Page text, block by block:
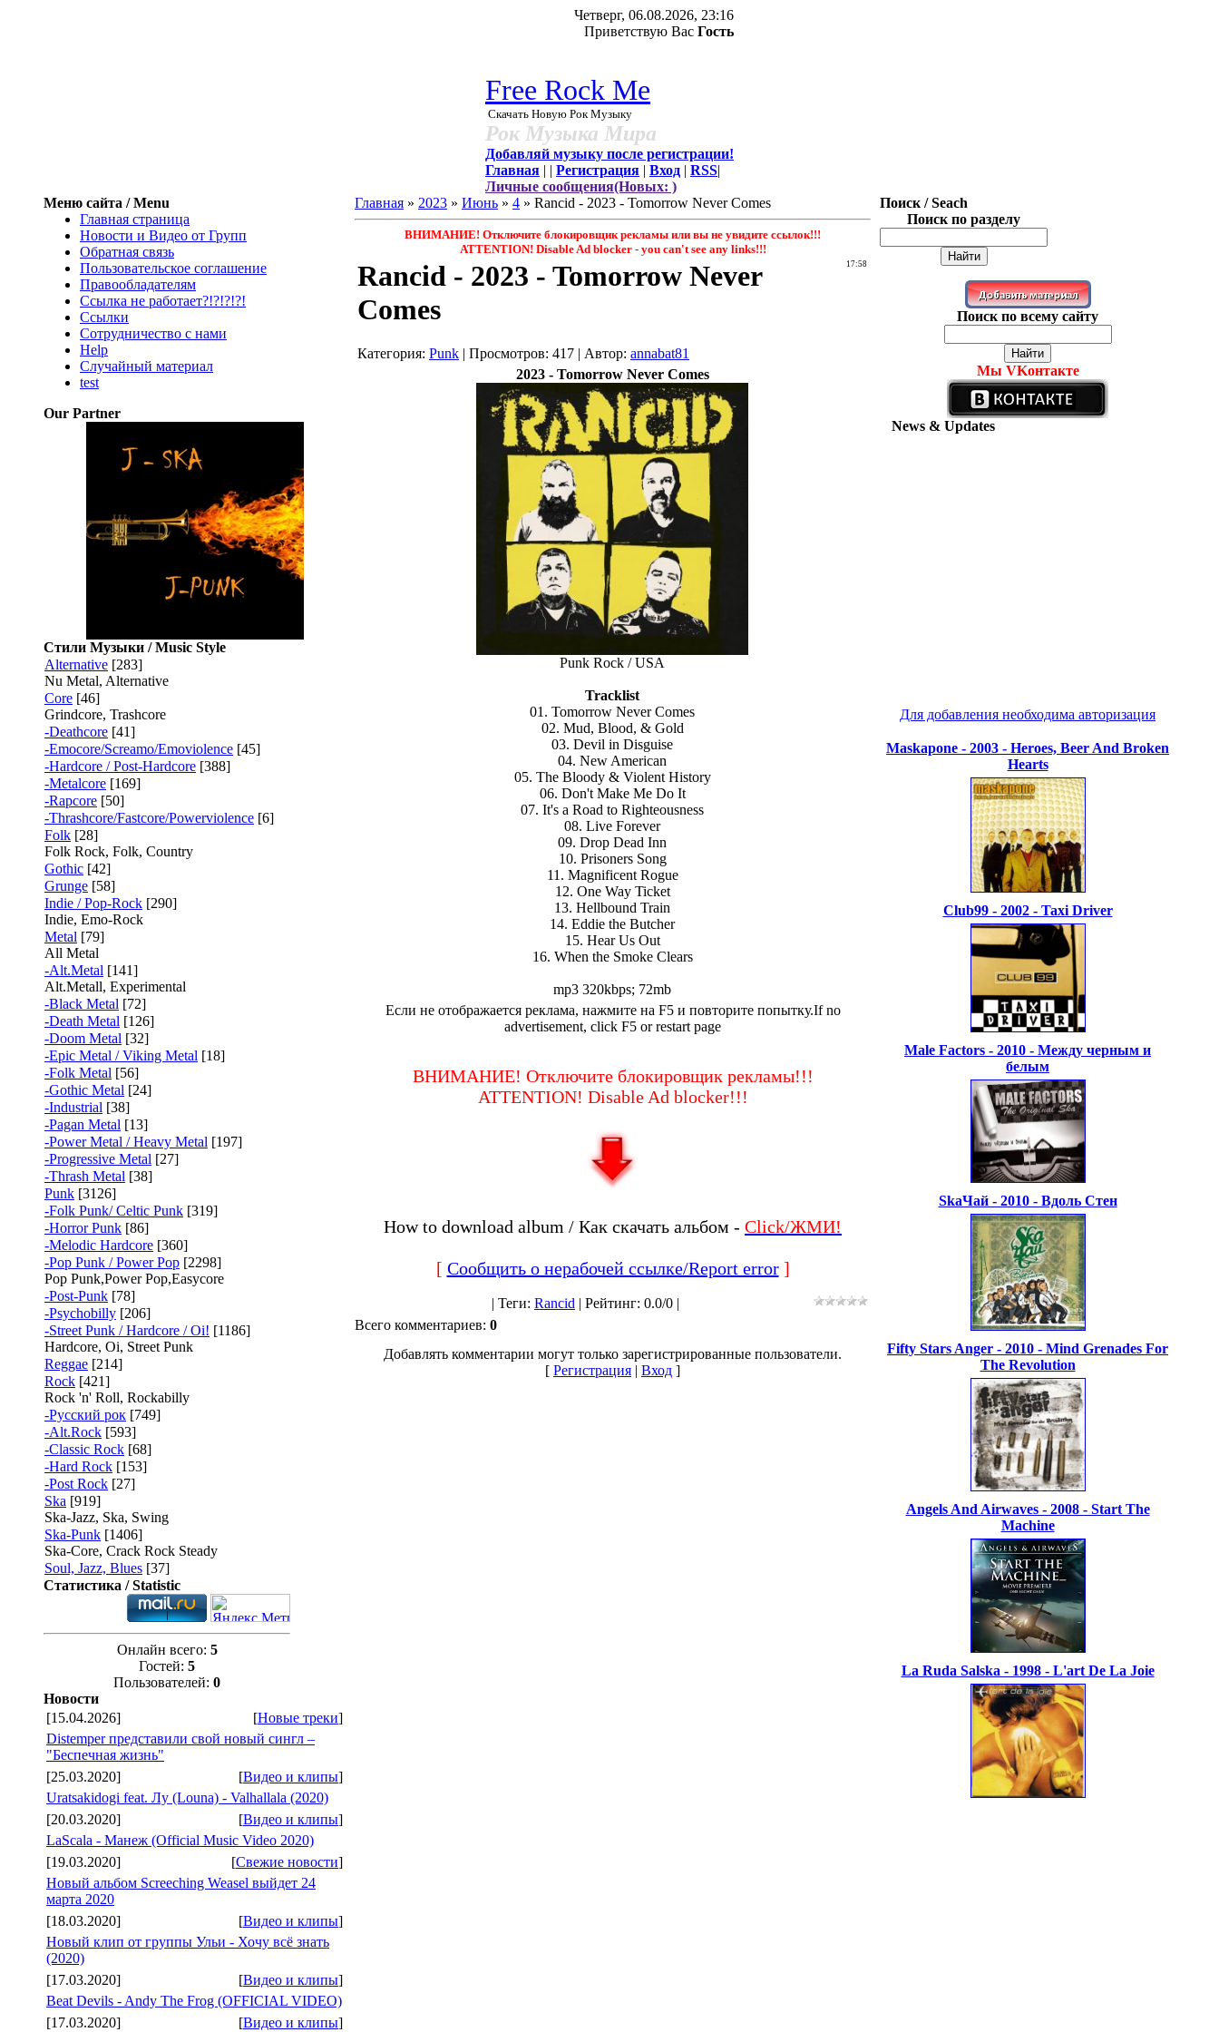
Четверг, 06.08.2026, 23:16
Приветствую Вас Гость
Free Rock Me
Скачать Новую Рок Музыку
Рок Музыка Мира
Добавляй музыку после регистрации!
Главная | | Регистрация | Вход | RSS|
Личные сообщения(Новых: )
Меню сайта / Menu
Главная страница
Новости и Видео от Групп
Обратная связь
Пользовательское соглашение
Правообладателям
Ссылка не работает?!?!?!?!
Ссылки
Сотрудничество с нами
Help
Cлучайный материал
test
Our Partner
Стили Музыки / Music Style
Alternative [283]
Nu Metal, Alternative
Core [46]
Grindcore, Trashcore
-Deathcore [41]
-Emocore/Screamo/Emoviolence [45]
-Hardcore / Post-Hardcore [388]
-Metalcore [169]
-Rapcore [50]
-Thrashcore/Fastcore/Powerviolence [6]
Folk [28]
Folk Rock, Folk, Country
Gothic [42]
Grunge [58]
Indie / Pop-Rock [290]
Indie, Emo-Rock
Metal [79]
All Metal
-Alt.Metal [141]
Alt.Metall, Experimental
-Black Metal [72]
-Death Metal [126]
-Doom Metal [32]
-Epic Metal / Viking Metal [18]
-Folk Metal [56]
-Gothic Metal [24]
-Industrial [38]
-Pagan Metal [13]
-Power Metal / Heavy Metal [197]
-Progressive Metal [27]
-Thrash Metal [38]
Punk [3126]
-Folk Punk/ Celtic Punk [319]
-Horror Punk [86]
-Melodic Hardcore [360]
-Pop Punk / Power Pop [2298]
Pop Punk,Power Pop,Easycore
-Post-Punk [78]
-Psychobilly [206]
-Street Punk / Hardcore / Oi! [1186]
Hardcore, Oi, Street Punk
Reggae [214]
Rock [421]
Rock 'n' Roll, Rockabilly
-Русский рок [749]
-Alt.Rock [593]
-Classic Rock [68]
-Hard Rock [153]
-Post Rock [27]
Ska [919]
Ska-Jazz, Ska, Swing
Ska-Punk [1406]
Ska-Core, Crack Rock Steady
Soul, Jazz, Blues [37]
Статистика / Statistic
Онлайн всего: 5
Гостей: 5
Пользователей: 0
Новости
[15.04.2026]
[Новые треки]
Distemper представили свой новый сингл –
"Беспечная жизнь"
[25.03.2020]
[Видео и клипы]
Uratsakidogi feat. Лу (Louna) - Valhallala (2020)
[20.03.2020]
[Видео и клипы]
LaScala - Манеж (Official Music Video 2020)
[19.03.2020]
[Свежие новости]
Новый альбом Screeching Weasel выйдет 24
марта 2020
[18.03.2020]
[Видео и клипы]
Новый клип от группы Ульи - Хочу всё знать
(2020)
[17.03.2020]
[Видео и клипы]
Beat Devils - Andy The Frog (OFFICIAL VIDEO)
[17.03.2020]
[Видео и клипы]
Главная » 2023 » Июнь » 4 » Rancid - 2023 - Tomorrow Never Comes
ВНИМАНИЕ! Отключите блокировщик рекламы или вы не увидите ссылок!!!
ATTENTION! Disable Ad blocker - you саn't see any links!!!
17:58
Rancid - 2023 - Tomorrow Never
Comes
Категория: Punk | Просмотров: 417 | Автор: annabat81
2023 - Tomorrow Never Comes
Punk Rock / USA
Tracklist
01. Tomorrow Never Comes
02. Mud, Blood, & Gold
03. Devil in Disguise
04. New American
05. The Bloody & Violent History
06. Don't Make Me Do It
07. It's a Road to Righteousness
08. Live Forever
09. Drop Dead Inn
10. Prisoners Song
11. Magnificent Rogue
12. One Way Ticket
13. Hellbound Train
14. Eddie the Butcher
15. Hear Us Out
16. When the Smoke Clears
mp3 320kbps; 72mb
Если не отображается реклама, нажмите на F5 и повторите попытку.If no
advertisement, click F5 or restart page
ВНИМАНИЕ! Отключите блокировщик рекламы!!!
ATTENTION! Disable Ad blocker!!!
How to download album / Как скачать альбом - Click/ЖМИ!
[ Сообщить о нерабочей ссылке/Report error]
| Теги: Rancid | Рейтинг: 0.0/0 |
Всего комментариев: 0
Добавлять комментарии могут только зарегистрированные пользователи.
[ Регистрация | Вход ]
Поиск / Seach
Поиск по разделу
Поиск по всему сайту
Мы VKонтакте
News & Updates
Для добавления необходима авторизация
Maskapone - 2003 - Heroes, Beer And Broken
Hearts
Club99 - 2002 - Taxi Driver
Male Factors - 2010 - Между черным и
белым
SkaЧай - 2010 - Вдоль Стен
Fifty Stars Anger - 2010 - Mind Grenades For
The Revolution
Angels And Airwaves - 2008 - Start The
Machine
La Ruda Salska - 1998 - L'art De La Joie